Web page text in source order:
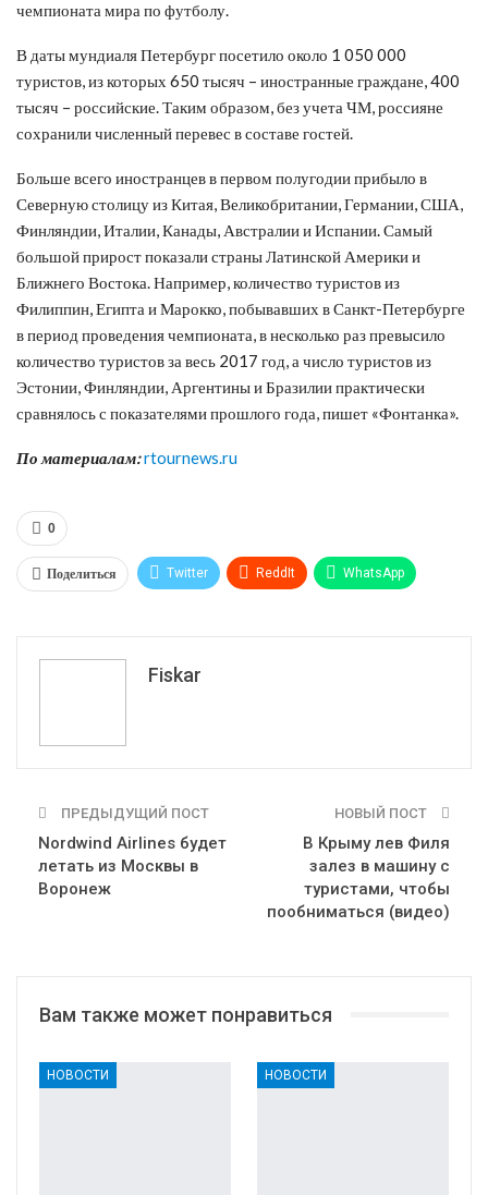
чемпионата мира по футболу.
В даты мундиаля Петербург посетило около 1 050 000
туристов, из которых 650 тысяч – иностранные граждане, 400
тысяч – российские. Таким образом, без учета ЧМ, россияне
сохранили численный перевес в составе гостей.
Больше всего иностранцев в первом полугодии прибыло в
Северную столицу из Китая, Великобритании, Германии, США,
Финляндии, Италии, Канады, Австралии и Испании. Самый
большой прирост показали страны Латинской Америки и
Ближнего Востока. Например, количество туристов из
Филиппин, Египта и Марокко, побывавших в Санкт-Петербурге
в период проведения чемпионата, в несколько раз превысило
количество туристов за весь 2017 год, а число туристов из
Эстонии, Финляндии, Аргентины и Бразилии практически
сравнялось с показателями прошлого года, пишет «Фонтанка».
По материалам:rtournews.ru
0
Поделиться Twitter ReddIt WhatsApp
Telegram
Fiskar
ПРЕДЫДУЩИЙ ПОСТ
Nordwind Airlines будет
летать из Москвы в
Воронеж
НОВЫЙ ПОСТ
В Крыму лев Филя
залез в машину с
туристами, чтобы
пообниматься (видео)
Вам также может понравиться
НОВОСТИ НОВОСТИ